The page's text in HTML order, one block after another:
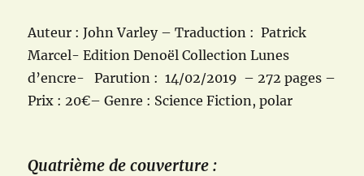
Auteur : John Varley – Traduction : Patrick
Marcel- Edition Denoël Collection Lunes
d’encre- Parution : 14/02/2019 – 272 pages –
Prix : 20€– Genre : Science Fiction, polar
Quatrième de couverture :